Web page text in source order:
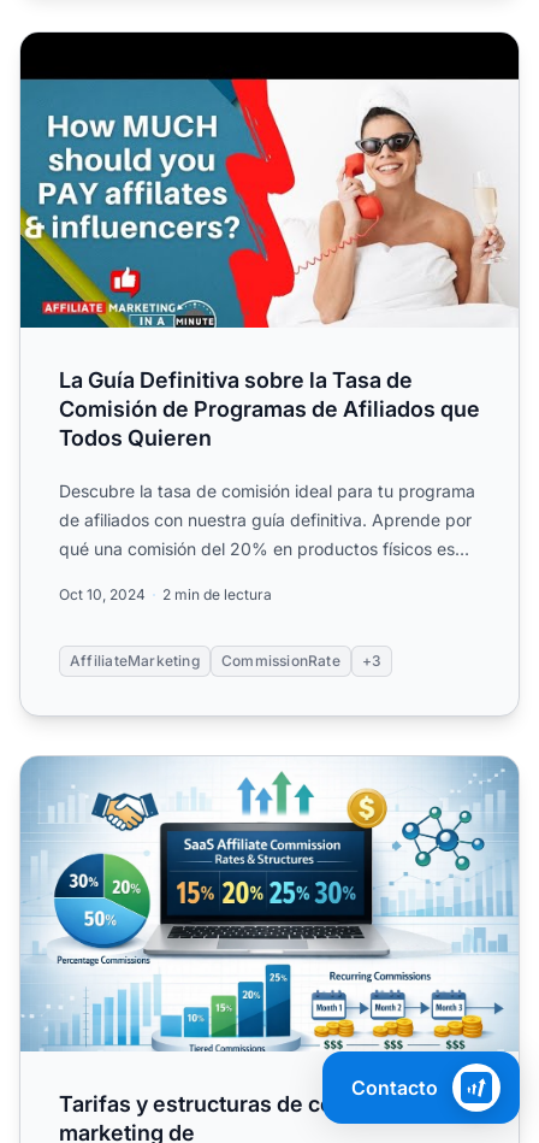
La Guía Definitiva sobre la Tasa de Comisión de
La Guía Definitiva sobre la Tasa de
Comisión de Programas de Afiliados que
Todos Quieren
Descubre la tasa de comisión ideal para tu programa
de afiliados con nuestra guía definitiva. Aprende por
qué una comisión del 20% en productos físicos es
Oct 10, 2024 2 min de lectura
AffiliateMarketing CommissionRate +3
Tarifas y estructuras de comisiones de marketing de
Tarifas y estructuras de comisiones de
marketing de
Contacto